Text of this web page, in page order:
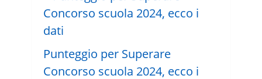
Punteggio per Superare
Concorso scuola 2024, ecco i